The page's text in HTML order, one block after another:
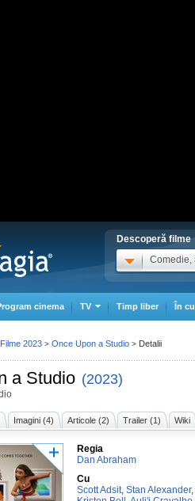
Descoperă filme
Comedie,
cinema TV Timp liber În
a Studio (2023)
Imagini (4) Articole (2) Trailer (1) Wiki
Regia
Dan Abraham
Cu
Scott Adsit, Stan Alexander,
Filme 2023 > Once Upon a Studio > Detalii